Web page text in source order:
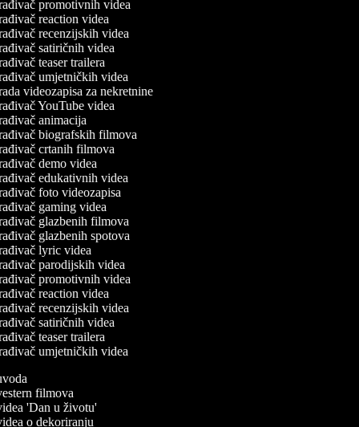
promotivnih videa
reaction videa
recenzijskih videa
satiričnih videa
teaser trailera
umjetničkih videa
videozapisa za nekretnine
YouTube videa
animacija
biografskih filmova
crtanih filmova
demo videa
edukativnih videa
foto videozapisa
gaming videa
glazbenih filmova
glazbenih spotova
lyric videa
parodijskih videa
promotivnih videa
reaction videa
recenzijskih videa
satiričnih videa
teaser trailera
umjetničkih videa
filmova
'Dan u životu'
o dekoriranju